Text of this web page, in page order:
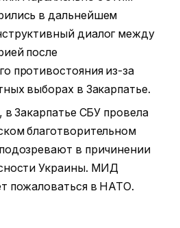
в дальнейшем
диалог между
после
противостояния из-за
выборах в Закарпатье.
в Закарпатье СБУ провела
благотворительном
в причинении
Украины. МИД
пожаловаться в НАТО.